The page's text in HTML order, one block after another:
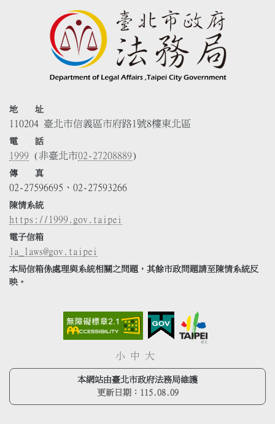
地 址
110204 臺北市信義區市府路1號8樓東北區
電 話
1999 (非臺北市02-27208889)
傳 真
02-27596695、02-27593266
陳情系統
https://1999.gov.taipei
電子信箱
la_laws@gov.taipei
本局信箱係處理與系統相關之問題，其餘市政問題請至陳情系統反
映。
小 中 大
本網站由臺北市政府法務局維護
更新日期： 115.08.09